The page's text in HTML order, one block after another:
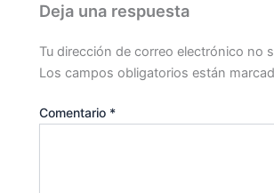
Deja una respuesta
Tu dirección de correo electrónico no
Los campos obligatorios están
Comentario *